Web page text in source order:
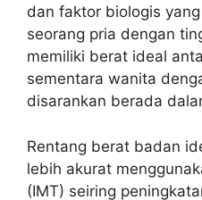
dan faktor biologis
seorang pria dengan
memiliki berat ideal
sementara wanita
disarankan berada
Rentang berat badan
lebih akurat
(IMT) seiring